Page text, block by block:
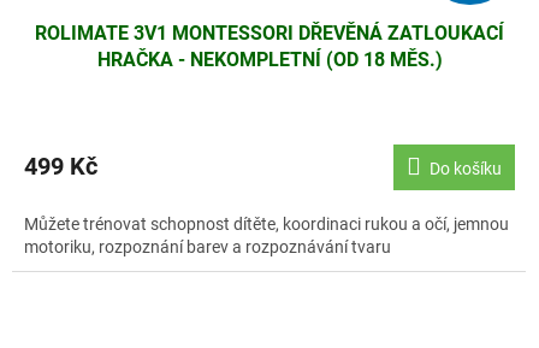
ROLIMATE 3V1 MONTESSORI DŘEVĚNÁ ZATLOUKACÍ
HRAČKA - NEKOMPLETNÍ (OD 18 MĚS.)
499 Kč Do košíku
Můžete trénovat schopnost dítěte, koordinaci rukou a očí, jemnou
motoriku, rozpoznání barev a rozpoznávání tvaru